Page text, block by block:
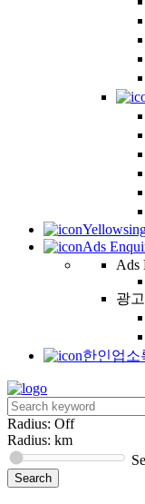
Ads
Ads
광
한인업소
Radius: Off
Radius: km